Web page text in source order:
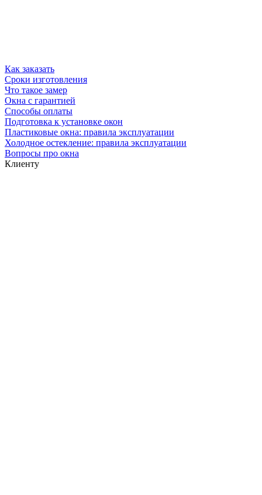
Как заказать
Сроки изготовления
Что такое замер
Окна с гарантией
Способы оплаты
Подготовка к установке окон
Пластиковые окна: правила эксплуатации
Холодное остекление: правила эксплуатации
Вопросы про окна
Клиенту